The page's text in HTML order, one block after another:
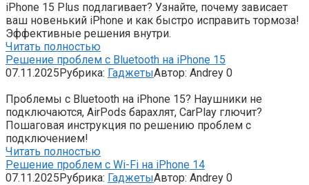
iPhone 15 Plus подлагивает? Узнайте, почему зависает
ваш новенький iPhone и как быстро исправить тормоза!
Эффективные решения внутри.
Читать полностью
Решение проблем с Bluetooth на iPhone 15
07.11.2025Рубрика: ГаджетыАвтор: Andrey 0
Проблемы с Bluetooth на iPhone 15? Наушники не
подключаются, AirPods барахлят, CarPlay глючит?
Пошаговая инструкция по решению проблем с
подключением!
Читать полностью
Решение проблем с Wi-Fi на iPhone 14
07.11.2025Рубрика: ГаджетыАвтор: Andrey 0